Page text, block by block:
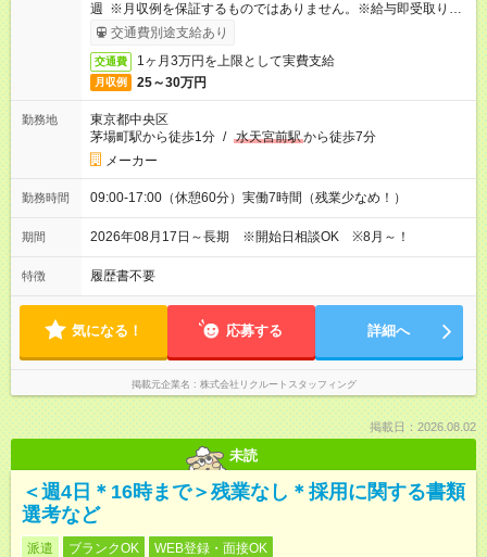
週 ※月収例を保証するものではありません。※給与即受取りサ
ービス利用可（利用条件有）
交通費別途支給あり
交通費 1ヶ月3万円を上限として実費支給
月収例 25～30万円
勤務地
東京都中央区
茅場町駅から徒歩1分 / 水天宮前駅から徒歩7分
メーカー
勤務時間 09:00-17:00（休憩60分）実働7時間（残業少なめ！）
期間 2026年08月17日～長期 ※開始日相談OK ※8月～！
特徴 履歴書不要
気になる！ 応募する 詳細へ
掲載元企業名 株式会社リクルートスタッフィング
掲載日：2026.08.02
未読
＜週4日＊16時まで＞残業なし＊採用に関する書類
選考など
派遣 ブランクOK WEB登録・面接OK